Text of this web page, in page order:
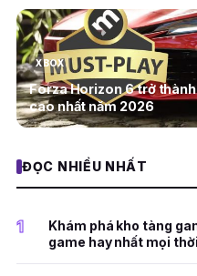
XBOX
Forza Horizon 6 trở
cao nhất năm 2026
ĐỌC NHIỀU NHẤT
1
Khám phá kho tàng
game hay nhất mọi